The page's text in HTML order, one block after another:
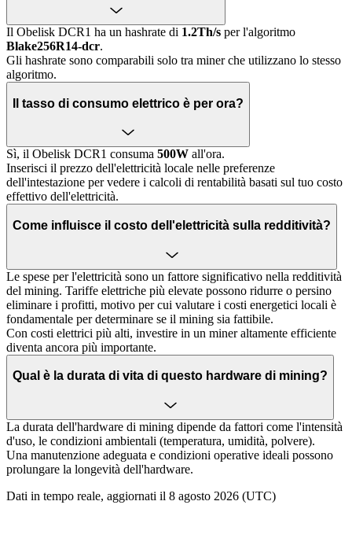
Il Obelisk DCR1 ha un hashrate di 1.2Th/s per l'algoritmo
Blake256R14-dcr.
Gli hashrate sono comparabili solo tra miner che utilizzano lo stesso
algoritmo.
Il tasso di consumo elettrico è per ora?
Sì, il Obelisk DCR1 consuma 500W all'ora.
Inserisci il prezzo dell'elettricità locale nelle preferenze
dell'intestazione per vedere i calcoli di rentabilità basati sul tuo costo
effettivo dell'elettricità.
Come influisce il costo dell'elettricità sulla redditività?
Le spese per l'elettricità sono un fattore significativo nella redditività
del mining. Tariffe elettriche più elevate possono ridurre o persino
eliminare i profitti, motivo per cui valutare i costi energetici locali è
fondamentale per determinare se il mining sia fattibile.
Con costi elettrici più alti, investire in un miner altamente efficiente
diventa ancora più importante.
Qual è la durata di vita di questo hardware di mining?
La durata dell'hardware di mining dipende da fattori come l'intensità
d'uso, le condizioni ambientali (temperatura, umidità, polvere).
Una manutenzione adeguata e condizioni operative ideali possono
prolungare la longevità dell'hardware.
Dati in tempo reale, aggiornati il 8 agosto 2026 (UTC)